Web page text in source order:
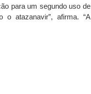
para um segundo uso de
atazanavir”, afirma. “A